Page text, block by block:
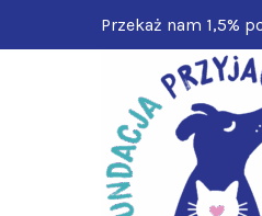
to
Przekaż nam 1,5%